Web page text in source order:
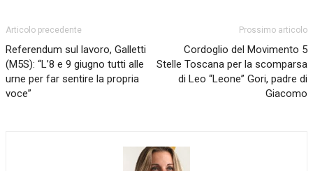
Articolo precedente
Referendum sul lavoro, Galletti
(M5S): “L’8 e 9 giugno tutti alle
urne per far sentire la propria
voce”
Prossimo articolo
Cordoglio del Movimento 5
Stelle Toscana per la scomparsa
di Leo “Leone” Gori, padre di
Giacomo